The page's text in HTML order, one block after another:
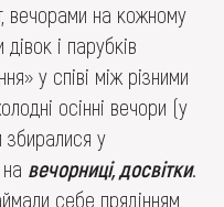
вечорами на кожному
і парубків
у співі між різними
осінні вечори (у
збиралися у
вечорниці, досвітки.
себе прядінням,